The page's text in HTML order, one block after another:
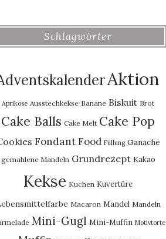
Schlagwörter
Aktion
Aprikose Ausstechkekse Banane Biskuit Brot
Cake Balls Cake Melt Cake Pop
Fondant Food Füllung Ganache
gemahlene Mandeln Grundrezept Kakao
Kekse Kuchen Kuvertüre
Macaron Mandel Mandeln
Mini-Gugl Mini-Muffin Motivtorte